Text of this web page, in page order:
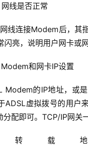
线是否正常
线连接Modem后，其
闪亮，说明用户网卡或
和网卡IP设置
Modem的IP地址，或
ADSL虚拟拨号的用户
分配即可。TCP/IP网关
转载